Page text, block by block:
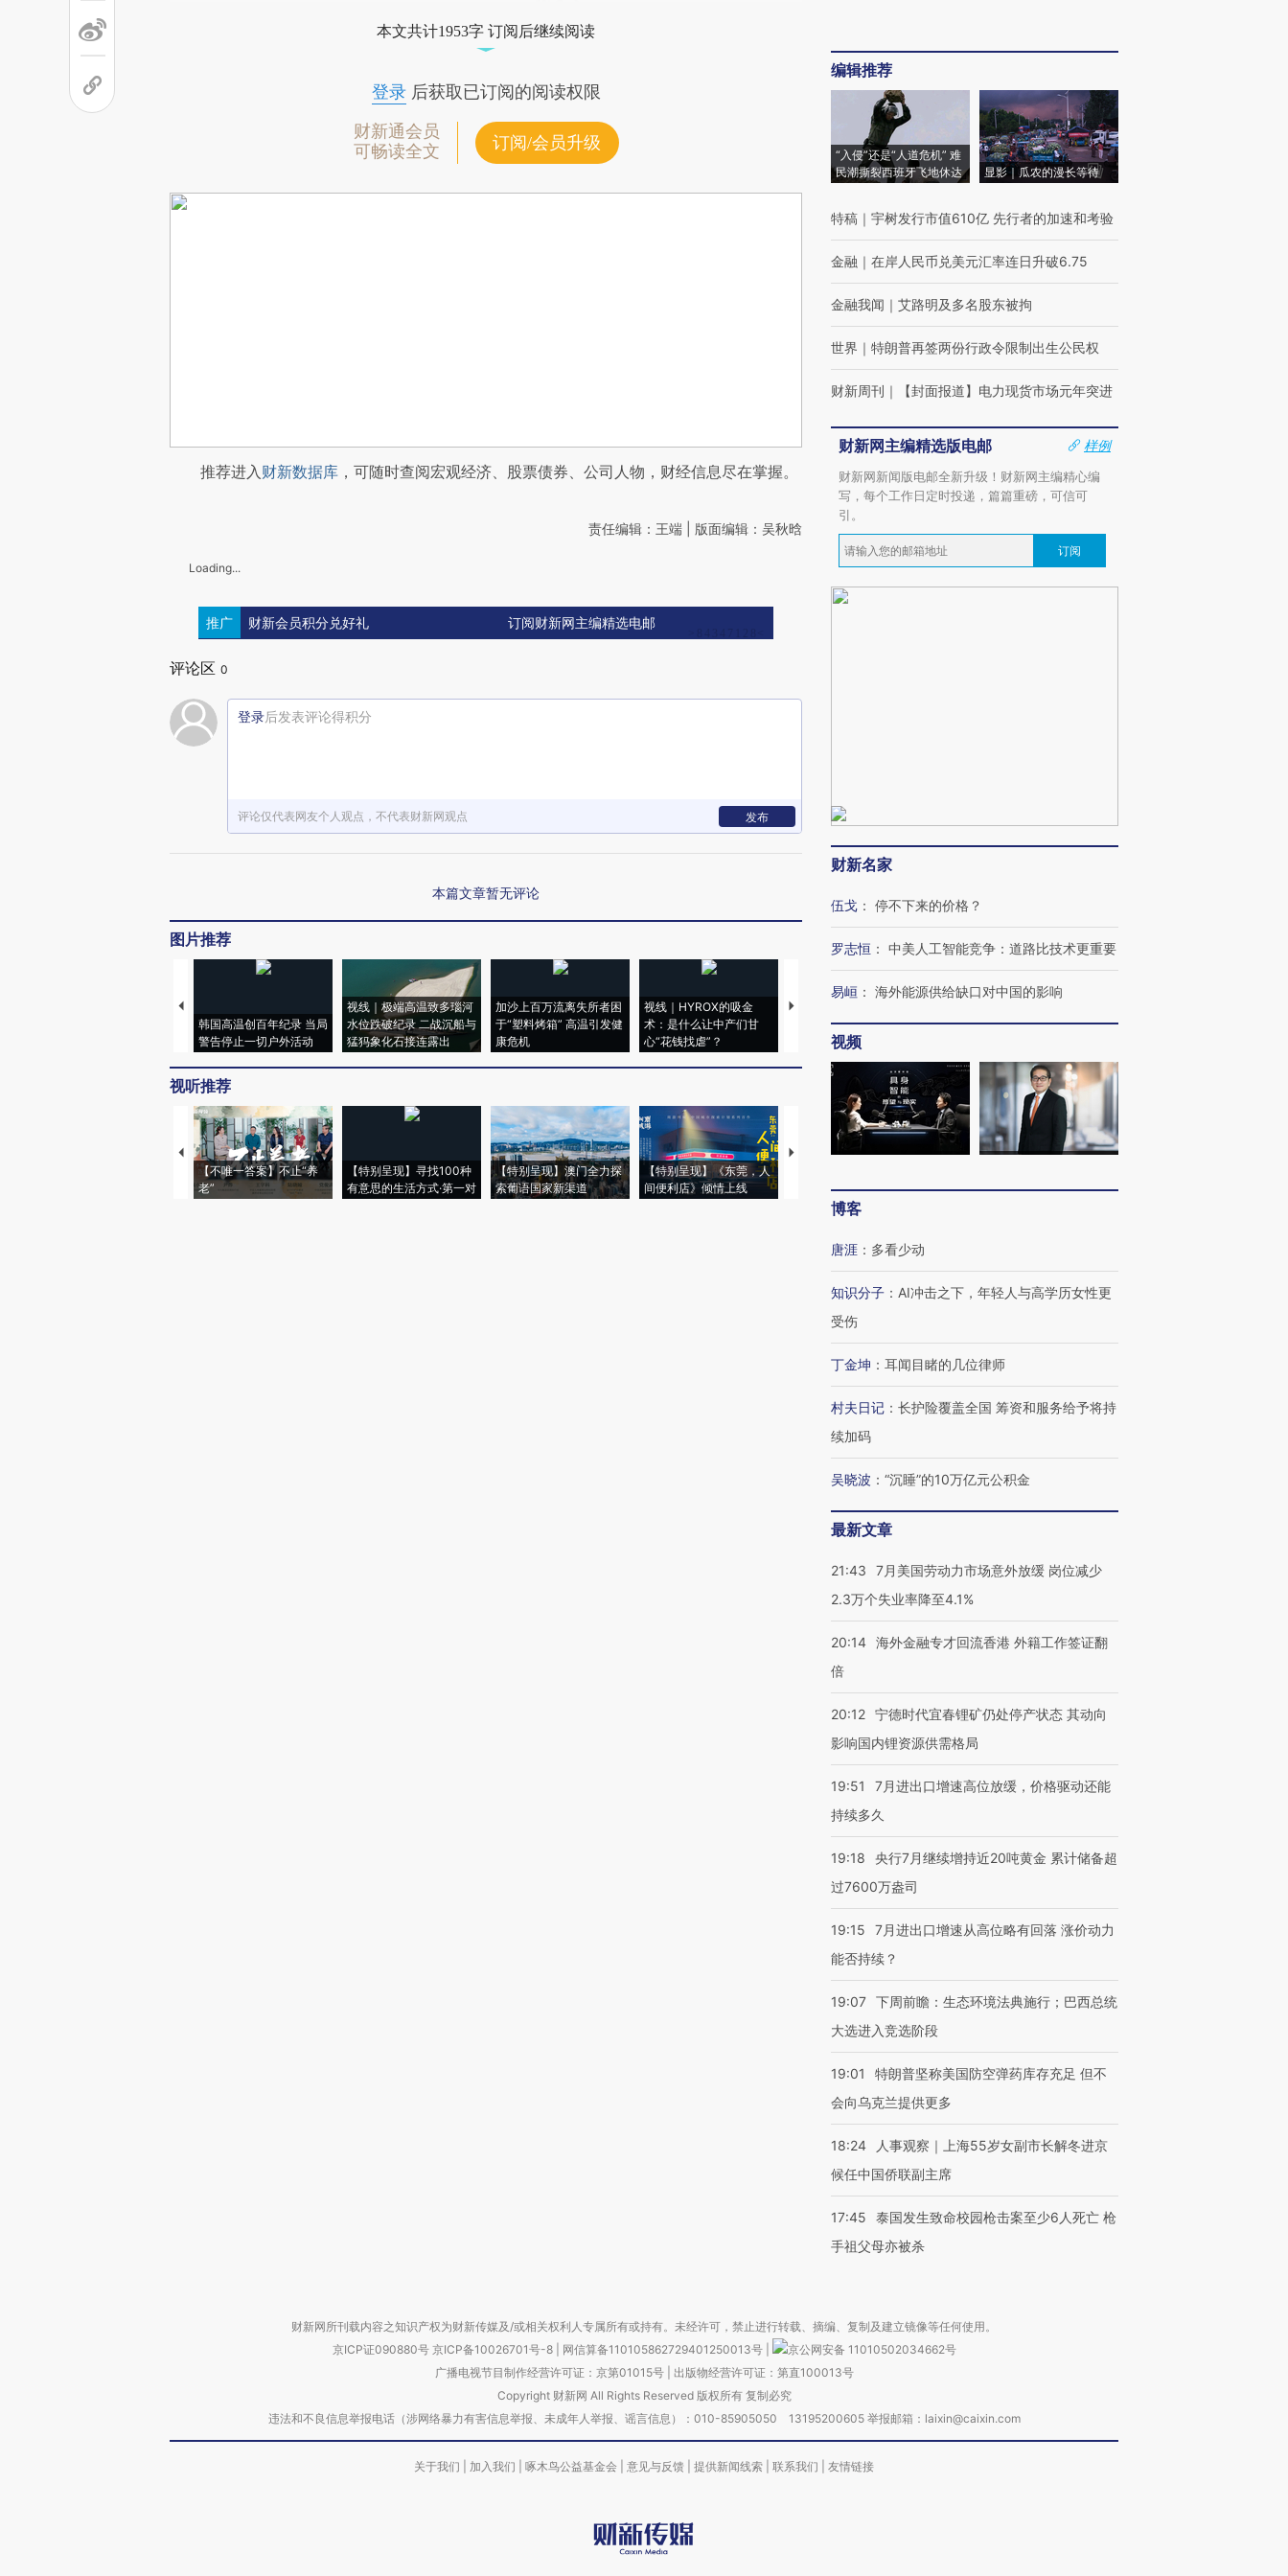
本文共计1953字 订阅后继续阅读
登录后获取已订阅的阅读权限
财新通会员
可畅读全文
订阅/会员升级
推荐进入财新数据库 ，可随时查阅宏观经济、股票债券、公司人物，财经信息尽在掌握。
责任编辑：王端 | 版面编辑：吴秋晗
Loading...
推广 财新会员积分兑好礼 订阅财新网主编精选电邮
评论区 0
登录后发表评论得积分
评论仅代表网友个人观点，不代表财新网观点 发布
本篇文章暂无评论
图片推荐
韩国高温创百年纪录 当局
警告停止一切户外活动
视线｜极端高温致多瑙河
水位跌破纪录 二战沉船与
猛犸象化石接连露出
加沙上百万流离失所者困
于“塑料烤箱” 高温引发健
康危机
视线｜HYROX的吸金
术：是什么让中产们甘
心“花钱找虐”？
马航飞行员跨国走私7万
粒摇头丸 尿检体内含3种
度Z世代 用街头抗争将教
机”？难民潮撕裂西班牙
视听推荐
【不唯一答案】不止“养
老”
【特别呈现】寻找100种
有意思的生活方式·第一对
【特别呈现】澳门全力探
索葡语国家新渠道
【特别呈现】《东莞，人
间便利店》倾情上线
【推广】走进第四届链博
有意思的生活方式·第三对
【商旅对话】华住集团
住三大增长引擎是什么？
编辑推荐
“入侵”还是“人道危机” 难
民潮撕裂西班牙飞地休达
显影｜瓜农的漫长等待
特稿 ｜ 宇树发行市值610亿 先行者的加速和考验
金融 ｜ 在岸人民币兑美元汇率连日升破6.75
金融我闻 ｜ 艾路明及多名股东被拘
世界 ｜ 特朗普再签两份行政令限制出生公民权
财新周刊 ｜ 【封面报道】电力现货市场元年突进
财新网主编精选版电邮
样例
财新网新闻版电邮全新升级！财新网主编精心编
写，每个工作日定时投递，篇篇重磅，可信可
引。
订阅
财新名家
伍戈 ： 停不下来的价格？
罗志恒 ： 中美人工智能竞争：道路比技术更重要
易峘 ： 海外能源供给缺口对中国的影响
视频
博客
唐涯 ： 多看少动
知识分子 ： AI冲击之下，年轻人与高学历女性更
受伤
丁金坤 ： 耳闻目睹的几位律师
村夫日记 ： 长护险覆盖全国 筹资和服务给予将持
续加码
吴晓波 ： “沉睡”的10万亿元公积金
最新文章
21:43
7月美国劳动力市场意外放缓 岗位减少
2.3万个失业率降至4.1%
20:14 海外金融专才回流香港 外籍工作签证翻
倍
20:12 宁德时代宜春锂矿仍处停产状态 其动向
影响国内锂资源供需格局
19:51
7月进出口增速高位放缓，价格驱动还能
持续多久
19:18
央行7月继续增持近20吨黄金 累计储备超
过7600万盎司
19:15
7月进出口增速从高位略有回落 涨价动力
能否持续？
19:07 下周前瞻：生态环境法典施行；巴西总统
大选进入竞选阶段
19:01
特朗普坚称美国防空弹药库存充足 但不
会向乌克兰提供更多
18:24
人事观察｜上海55岁女副市长解冬进京
候任中国侨联副主席
17:45
泰国发生致命校园枪击案至少6人死亡 枪
手祖父母亦被杀
财新网所刊载内容之知识产权为财新传媒及/或相关权利人专属所有或持有。未经许可，禁止进行转载、摘编、复制及建立镜像等任何使用。
京ICP证090880号 京ICP备10026701号-8 网信算备110105862729401250013号
京公网安备 11010502034662号
广播电视节目制作经营许可证：京第01015号| 出版物经营许可证：第直100013号
Copyright 财新网 All Rights Reserved 版权所有 复制必究
违法和不良信息举报电话（涉网络暴力有害信息举报、未成年人举报、谣言信息）：010-85905050 13195200605 举报邮箱：laixin@caixin.com
关于我们 加入我们 啄木鸟公益基金会 意见与反馈 提供新闻线索 联系我们 友情链接